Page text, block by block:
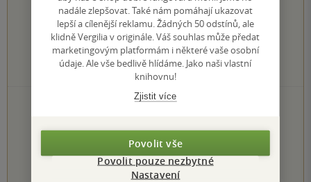
0×
5 hvězdiček
1×
4 hvězdičky
0×
3 hvězdičky
0×
2 hvězdičky
0×
1 hvezdička
PŘIDEJTE SVÉ HODNOCENÍ KNIHY
1 2 3 4 5
nadále zlepšovat. Také nám pomáhají ukazovat
lepší a cílenější reklamu. Žádných 50 odstínů, ale
klidně Vergilia v originále. Váš souhlas může předat
marketingovým platformám i některé vaše osobní
údaje. Ale vše bedlivě hlídáme. Jako naši vlastní
knihovnu!
Zjistit více
Povolit vše
Povolit pouze nezbytné
Nastavení